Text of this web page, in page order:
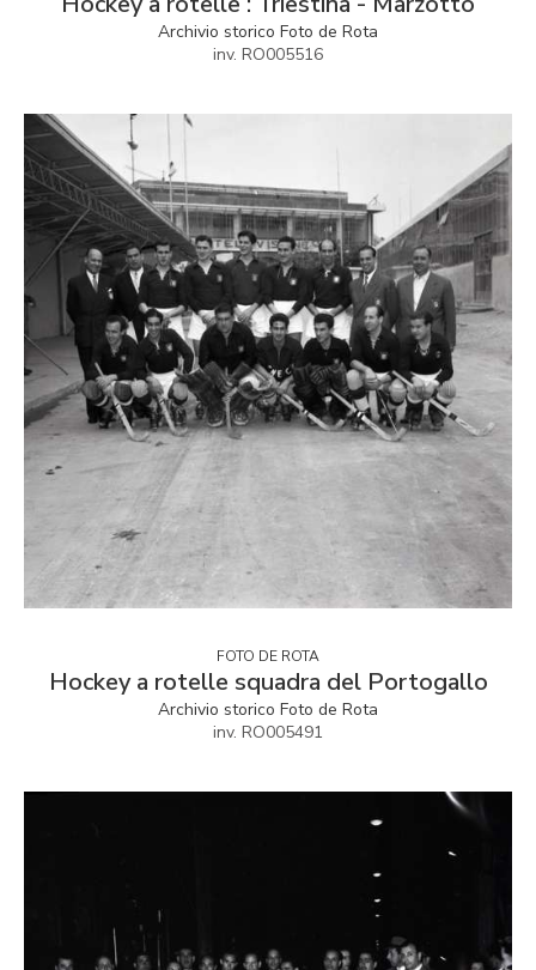
Archivio storico Foto de Rota
inv. RO005516
FOTO DE ROTA
Hockey a rotelle squadra del Portogallo
Archivio storico Foto de Rota
inv. RO005491